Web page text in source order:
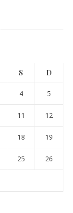
S D
4 5
11 12
18 19
25 26